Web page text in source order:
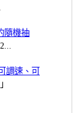
隨機抽
調速、可
」